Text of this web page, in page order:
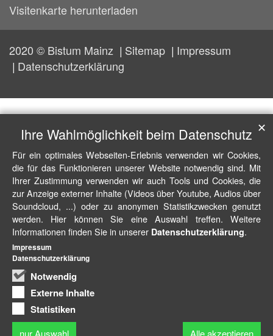
Visitenkarte herunterladen
2020 © Bistum Mainz Sitemap
Impressum
Datenschutzerklärung
Ihre Wahlmöglichkeit beim Datenschutz
Für ein optimales Webseiten-Erlebnis verwenden wir Cookies,
die für das Funktionieren unserer Website notwendig sind. Mit
Ihrer Zustimmung verwenden wir auch Tools und Cookies, die
zur Anzeige externer Inhalte (Videos über Youtube, Audios über
Soundcloud, ...) oder zu anonymen Statistikzwecken genutzt
werden. Hier können Sie eine Auswahl treffen. Weitere
Informationen finden Sie in unserer Datenschutzerklärung.
Notwendig
Externe Inhalte
Statistiken
nur Auswahl Alle akzeptieren
✕
Impressum
Datenschutzerklärung